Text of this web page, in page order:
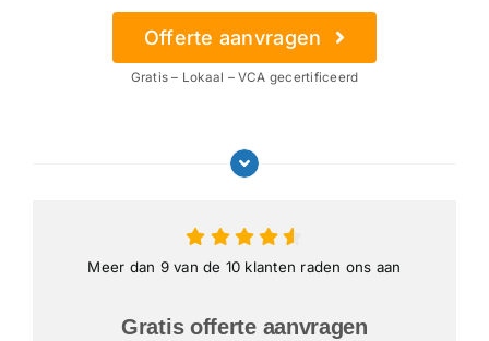
Offerte aanvragen
Gratis – Lokaal – VCA gecertificeerd
Meer dan 9 van de 10 klanten raden ons aan
Gratis offerte aanvragen